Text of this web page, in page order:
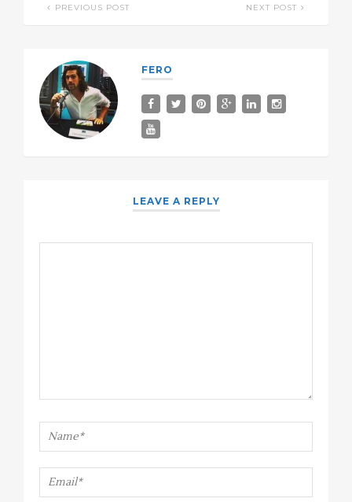
PREVIOUS POST NEXT POST
FERO
LEAVE A REPLY